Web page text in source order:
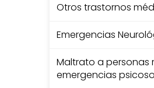
Otros trastornos
Emergencias
Maltrato a personas
emergencias